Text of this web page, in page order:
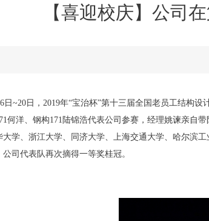
【喜迎校庆】公司
~20日，2019年“宝治杯”第十三届全国老员工结构设
何洋、钢构171陆锦浩代表公司参赛，经理姚谏亲自
大学、浙江大学、同济大学、上海交通大学、哈尔滨
司代表队再次摘得一等奖桂冠。